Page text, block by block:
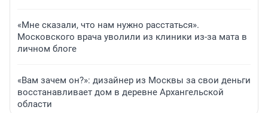
«Мне сказали, что нам нужно расстаться».
Московского врача уволили из клиники из-за мата в
личном блоге
«Вам зачем он?»: дизайнер из Москвы за свои деньги
восстанавливает дом в деревне Архангельской
области